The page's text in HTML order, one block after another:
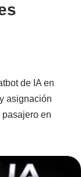
de IA en
asignación
en